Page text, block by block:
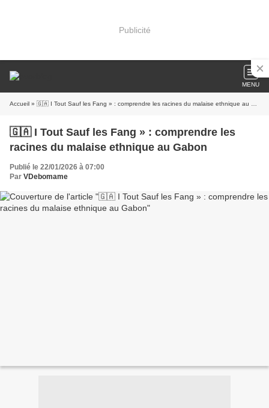
Publicité
MENU
Accueil » 🇬🇦 I Tout Sauf les Fang » : comprendre les racines du malaise ethnique au Gabon
🇬🇦 I Tout Sauf les Fang » : comprendre les
racines du malaise ethnique au Gabon
Publié le 22/01/2026 à 07:00
Par VDebomame